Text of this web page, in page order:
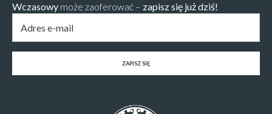
Wczasowy może zaoferować – zapisz się już dziś!
Email
ZAPISZ SIĘ